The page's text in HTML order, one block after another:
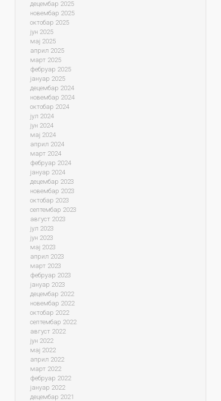
децембар 2025
новембар 2025
октобар 2025
јун 2025
мај 2025
април 2025
март 2025
фебруар 2025
јануар 2025
децембар 2024
новембар 2024
октобар 2024
јул 2024
јун 2024
мај 2024
април 2024
март 2024
фебруар 2024
јануар 2024
децембар 2023
новембар 2023
октобар 2023
септембар 2023
август 2023
јул 2023
јун 2023
мај 2023
април 2023
март 2023
фебруар 2023
јануар 2023
децембар 2022
новембар 2022
октобар 2022
септембар 2022
август 2022
јун 2022
мај 2022
април 2022
март 2022
фебруар 2022
јануар 2022
децембар 2021